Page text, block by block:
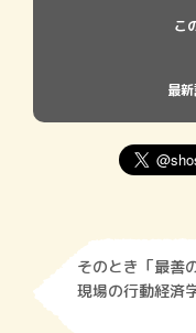
こ
最
そのとき「最善
現場の行動経済